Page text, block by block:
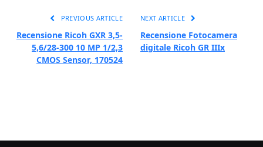
PREVIOUS ARTICLE
Recensione Ricoh GXR 3,5-
5,6/28-300 10 MP 1/2,3
CMOS Sensor, 170524
NEXT ARTICLE
Recensione Fotocamera
digitale Ricoh GR IIIx